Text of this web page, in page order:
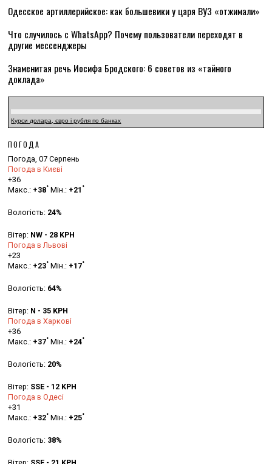
Одесское артиллерийское: как большевики у царя ВУЗ «отжимали»
Что случилось с WhatsApp? Почему пользователи переходят в
другие мессенджеры
Знаменитая речь Иосифа Бродского: 6 советов из «тайного
доклада»
Курси долара, євро і рубля по банках
ПОГОДА
Погода, 07 Серпень
Погода в Києві
+36
Макс.: +38° Мін.: +21 °
Вологість: 24%
Вітер: NW - 28 KPH
Погода в Львові
+23
Макс.: +23° Мін.: +17°
Вологість: 64%
Вітер: N - 35 KPH
Погода в Харкові
+36
Макс.: +37° Мін.: +24°
Вологість: 20%
Вітер: SSE - 12 KPH
Погода в Одесі
+31
Макс.: +32° Мін.: +25°
Вологість: 38%